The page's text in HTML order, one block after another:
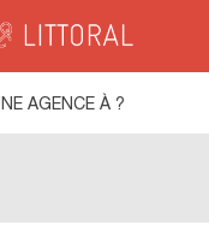
$idUser in
annuaire.php
du littoral>Agences
COTES D
AGENCE À ?